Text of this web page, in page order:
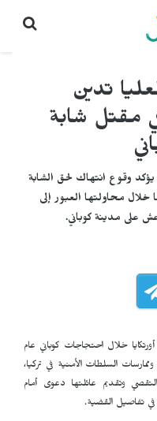
تدين
مقتل شابة
وقوع انتهاك لحق الشابة
خلال محاولتها العبور إلى
على مدينة كوباني.
خلال احتجاجات كوباني عام
السلطات الأمنية في تركيا،
وتقديم عائلتها دعوى أمام
في تفاصيل القضية.